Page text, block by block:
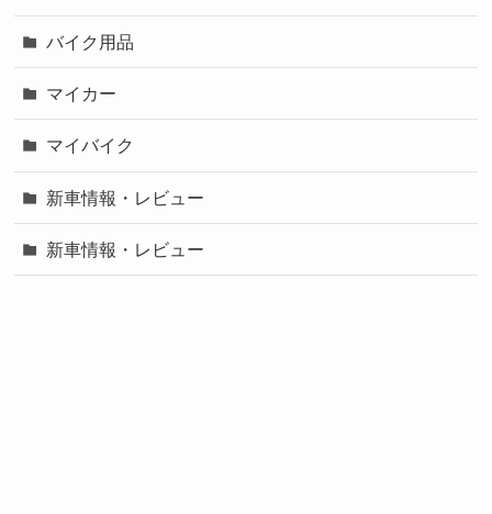
バイク用品
マイカー
マイバイク
新車情報・レビュー
新車情報・レビュー